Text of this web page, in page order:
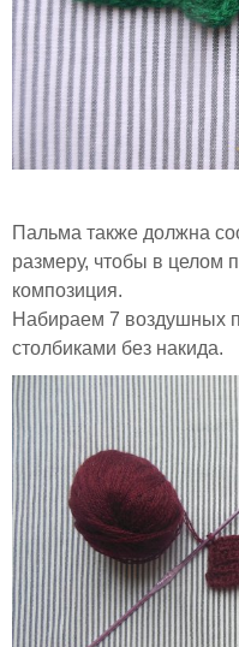
Пальма также должна
размеру, чтобы в целом
композиция.
Набираем 7 воздушных
столбиками без накида.